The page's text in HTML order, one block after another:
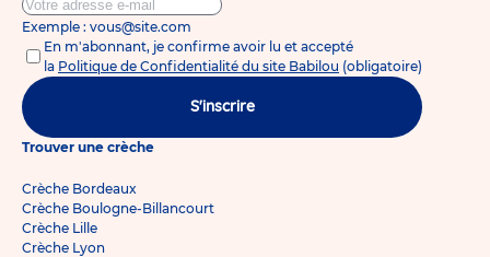
Exemple : vous@site.com
En m'abonnant, je confirme avoir lu et accepté
la Politique de Confidentialité du site Babilou (obligatoire)
S'inscrire
Trouver une crèche
Crèche Bordeaux
Crèche Boulogne-Billancourt
Crèche Lille
Crèche Lyon